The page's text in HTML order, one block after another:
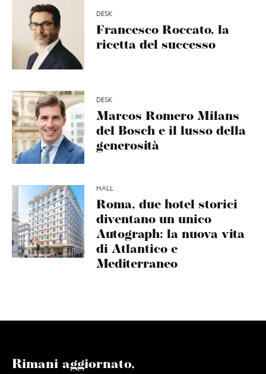
DESK
Francesco Roccato, la
ricetta del successo
DESK
Marcos Romero Milans
del Bosch e il lusso della
generosità
HALL
Roma, due hotel storici
diventano un unico
Autograph: la nuova vita
di Atlantico e
Mediterraneo
Rimani aggiornato,